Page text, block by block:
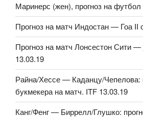
Маринерс (жен), прогноз на футбол
Прогноз на матч Индостан — Гоа II
Прогноз на матч Лонсестон Сити
13.03.19
Райна/Хессе — Каданцу/Чепелова:
букмекера на матч. ITF 13.03.19
Канг/Фенг — Биррелл/Глушко: